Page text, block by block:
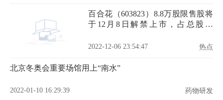
百合花（603823）8.8万股限售股将
于12月8日解禁上市，占总股本
2022-12-06 23:54:47 热点
北京冬奥会重要场馆用上“南水”
2022-01-10 16:29:39 药物研发